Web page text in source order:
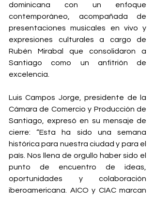
dominicana con un enfoque
contemporáneo, acompañada de
presentaciones musicales en vivo y
expresiones culturales a cargo de
Rubén Mirabal que consolidaron a
Santiago como un anfitrión de
excelencia.
Luis Campos Jorge, presidente de la
Cámara de Comercio y Producción de
Santiago, expresó en su mensaje de
cierre: “Esta ha sido una semana
histórica para nuestra ciudad y para el
país. Nos llena de orgullo haber sido el
punto de encuentro de ideas,
oportunidades y colaboración
iberoamericana. AICO y CIAC marcan